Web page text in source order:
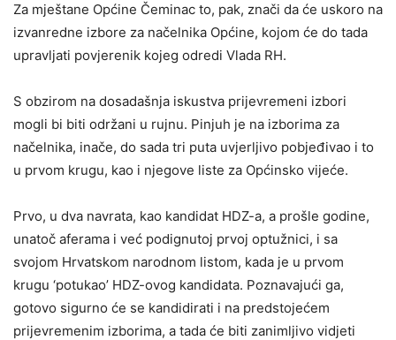
Za mještane Općine Čeminac to, pak, znači da će uskoro na
izvanredne izbore za načelnika Općine, kojom će do tada
upravljati povjerenik kojeg odredi Vlada RH.
S obzirom na dosadašnja iskustva prijevremeni izbori
mogli bi biti održani u rujnu. Pinjuh je na izborima za
načelnika, inače, do sada tri puta uvjerljivo pobjeđivao i to
u prvom krugu, kao i njegove liste za Općinsko vijeće.
Prvo, u dva navrata, kao kandidat HDZ-a, a prošle godine,
unatoč aferama i već podignutoj prvoj optužnici, i sa
svojom Hrvatskom narodnom listom, kada je u prvom
krugu ‘potukao’ HDZ-ovog kandidata. Poznavajući ga,
gotovo sigurno će se kandidirati i na predstojećem
prijevremenim izborima, a tada će biti zanimljivo vidjeti